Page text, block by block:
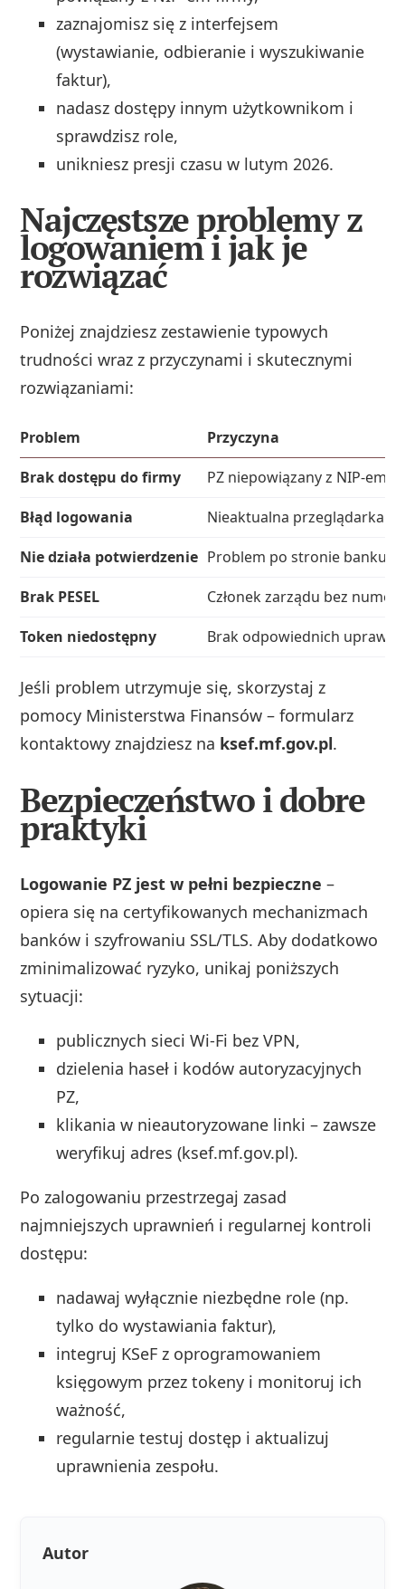
zaznajomisz się z interfejsem
(wystawianie, odbieranie i wyszukiwanie
faktur),
nadasz dostępy innym użytkownikom i
sprawdzisz role,
unikniesz presji czasu w lutym 2026.
Najczęstsze problemy z
logowaniem i jak je
rozwiązać
Poniżej znajdziesz zestawienie typowych
trudności wraz z przyczynami i skutecznymi
rozwiązaniami:
Problem
Przyczyna
Brak dostępu do firmy
PZ niepowiązany z NIP-em
Błąd logowania
Nieaktualna przeglądarka
Nie działa potwierdzenie Problem po stronie banku
Brak PESEL
Członek zarządu bez
Token niedostępny
Brak odpowiednich
Jeśli problem utrzymuje się, skorzystaj z
pomocy Ministerstwa Finansów – formularz
kontaktowy znajdziesz na ksef.mf.gov.pl.
Bezpieczeństwo i dobre
praktyki
Logowanie PZ jest w pełni bezpieczne –
opiera się na certyfikowanych mechanizmach
banków i szyfrowaniu SSL/TLS. Aby dodatkowo
zminimalizować ryzyko, unikaj poniższych
sytuacji:
publicznych sieci Wi‑Fi bez VPN,
dzielenia haseł i kodów autoryzacyjnych
PZ,
klikania w nieautoryzowane linki – zawsze
weryfikuj adres (ksef.mf.gov.pl).
Po zalogowaniu przestrzegaj zasad
najmniejszych uprawnień i regularnej kontroli
dostępu:
nadawaj wyłącznie niezbędne role (np.
tylko do wystawiania faktur),
integruj KSeF z oprogramowaniem
księgowym przez tokeny i monitoruj ich
ważność,
regularnie testuj dostęp i aktualizuj
uprawnienia zespołu.
Autor